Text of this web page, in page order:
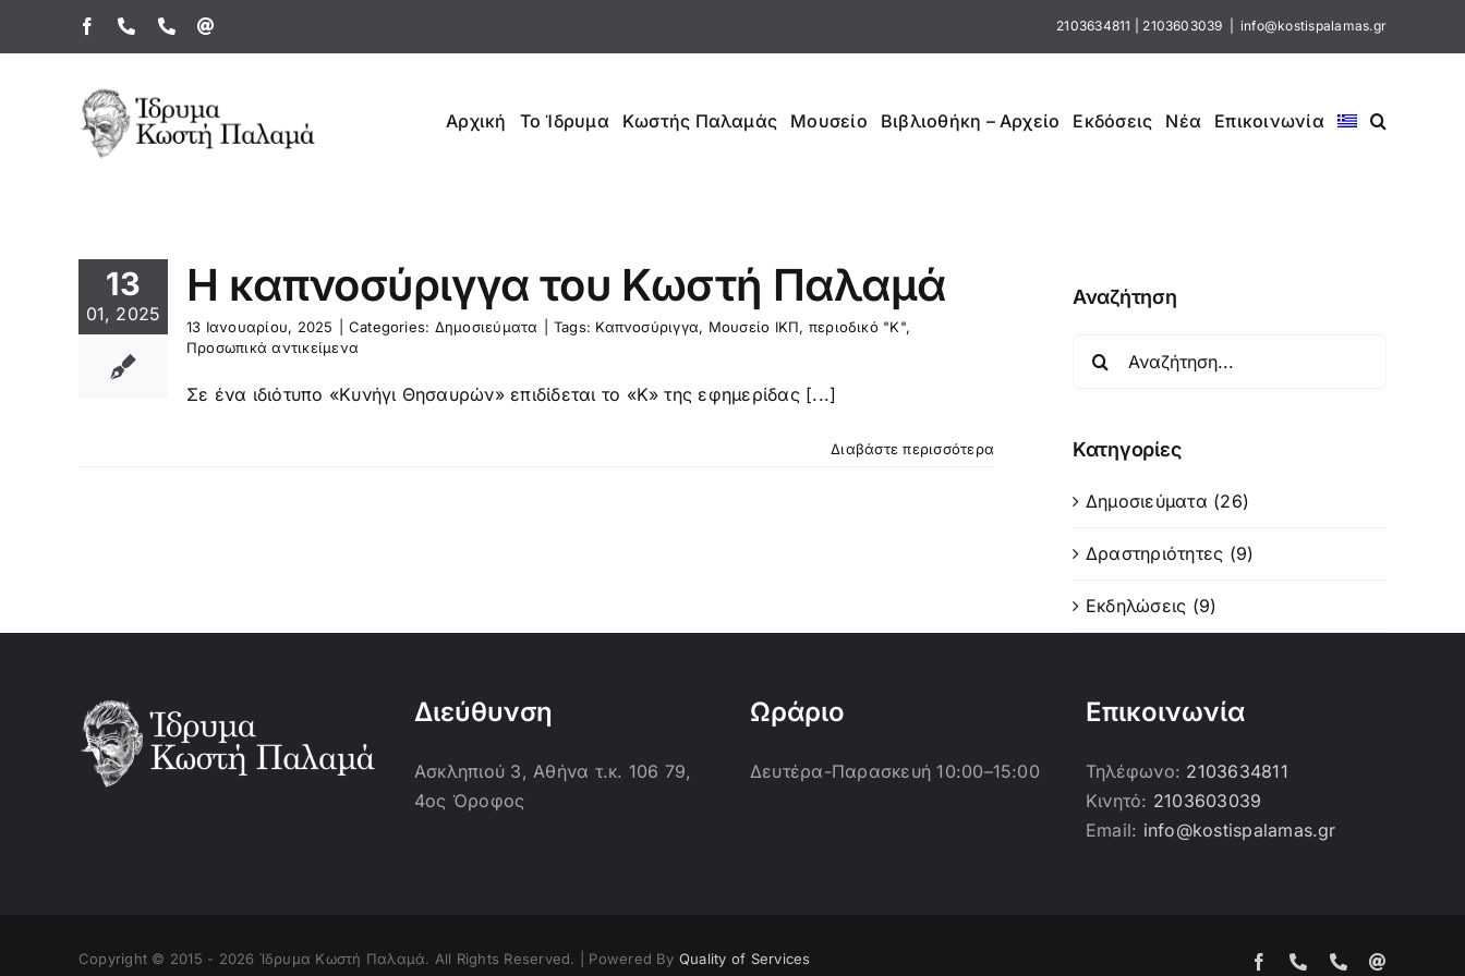
Μετάβαση
FacebookΤηλέφωνο
Τηλέφωνο 2103634811 2103603039 info@kostispalamas.gr
Αρχική Το Ίδρυμα Κωστής Παλαμάς Μουσείο Βιβλιοθήκη – Αρχείο Εκδόσεις Νέα Επικοινωνία
13
01, 2025
Η καπνοσύριγγα του Κωστή Παλαμά
13 Ιανουαρίου, 2025 Categories: Δημοσιεύματα Tags: Καπνοσύριγγα, Μουσείο ΙΚΠ, περιοδικό "Κ",
Προσωπικά αντικείμενα
Σε ένα ιδιότυπο «Κυνήγι Θησαυρών» επιδίδεται το «Κ» της εφημερίδας [...]
Διαβάστε περισσότερα
Αναζήτηση
Κατηγορίες
Δημοσιεύματα (26)
Δραστηριότητες (9)
Εκδηλώσεις (9)
Διεύθυνση
Ασκληπιού 3, Αθήνα τ.κ. 106 79,
4ος Όροφος
Ωράριο
Δευτέρα-Παρασκευή 10:00–15:00
Επικοινωνία
Τηλέφωνο: 2103634811
Κινητό: 2103603039
Email: info@kostispalamas.gr
Copyright © 2015 - 2026 Ίδρυμα Κωστή Παλαμά. All Rights Reserved. | Powered By Quality of Services FacebookΤηλέφωνο
Τηλέφωνο